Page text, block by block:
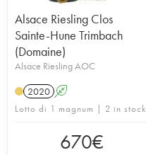
Alsace Riesling Clos
Sainte-Hune Trimbach
(Domaine)
Alsace Riesling AOC
2020 A
Lotto di 1 magnum | 2 in stock
670€